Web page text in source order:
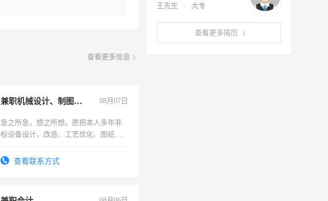
查看更多信息
兼职机械设计、制图、设备改造 08月07日
急之所急，想之所想。愿把本人多年非
标设备设计、改造、工艺优化、图纸制
结识有识之士，共享未来。
查看联系方式
王先生 · 大专
查看更多简历